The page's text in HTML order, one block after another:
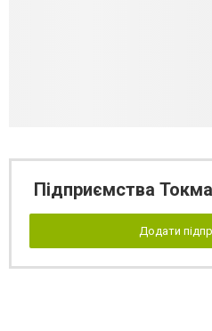
Підприємства
Додати